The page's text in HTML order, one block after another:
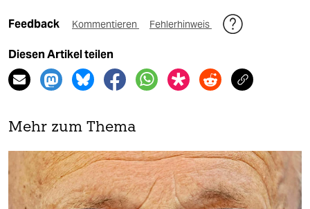
Feedback Kommentieren Fehlerhinweis
Diesen Artikel teilen
Mehr zum Thema